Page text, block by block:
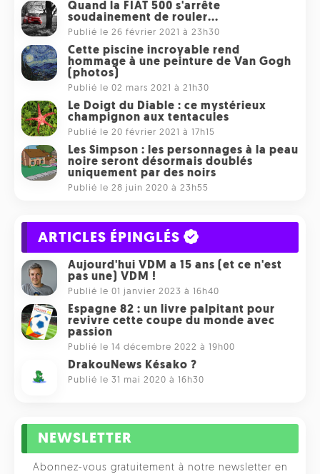
Quand la FIAT 500 s'arrête
soudainement de rouler...
Publié le 26 février 2021 à 23h30
Cette piscine incroyable rend
hommage à une peinture de Van Gogh
(photos)
Publié le 02 mars 2021 à 21h30
Le Doigt du Diable : ce mystérieux
champignon aux tentacules
Publié le 20 février 2021 à 17h15
Les Simpson : les personnages à la peau
noire seront désormais doublés
uniquement par des noirs
Publié le 28 juin 2020 à 23h55
ARTICLES ÉPINGLÉS
Aujourd'hui VDM a 15 ans (et ce n'est
pas une) VDM !
Publié le 01 janvier 2023 à 16h40
Espagne 82 : un livre palpitant pour
revivre cette coupe du monde avec
passion
Publié le 14 décembre 2022 à 19h00
DrakouNews Késako ?
Publié le 31 mai 2020 à 16h30
NEWSLETTER
Abonnez-vous gratuitement à notre newsletter en